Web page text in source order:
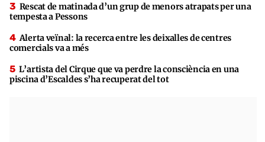
Rescat de matinada d’un grup de menors atrapats per una
tempesta a Pessons
Alerta veïnal: la recerca entre les deixalles de centres
comercials va a més
L’artista del Cirque que va perdre la consciència en una
piscina d’Escaldes s’ha recuperat del tot